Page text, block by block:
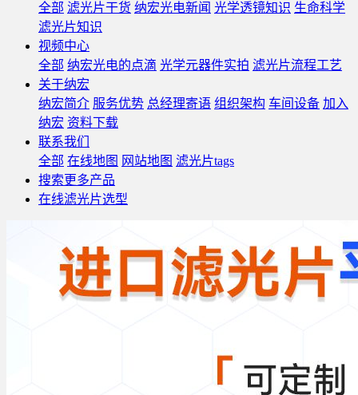
全部 滤光片干货 纳宏光电新闻 光学透镜知识 生命科学
滤光片知识
视频中心
全部 纳宏光电的点滴 光学元器件实拍 滤光片流程工艺
关于纳宏
纳宏简介 服务优势 总经理寄语 组织架构 车间设备 加入
纳宏 资料下载
联系我们
全部 在线地图 网站地图 滤光片tags
搜索更多产品
在线滤光片选型